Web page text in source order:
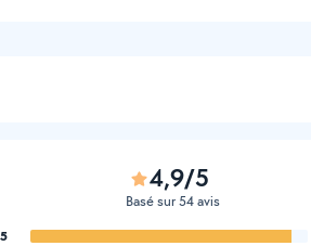
4,9/5
Basé sur 54 avis
5